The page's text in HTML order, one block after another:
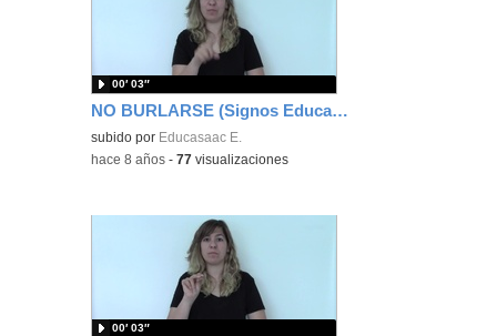
NO BURLARSE (Signos EducaSAAC)
subido por Educasaac E.
00′ 03″
-hace 8 años -77 visualizaciones
00′ 03″